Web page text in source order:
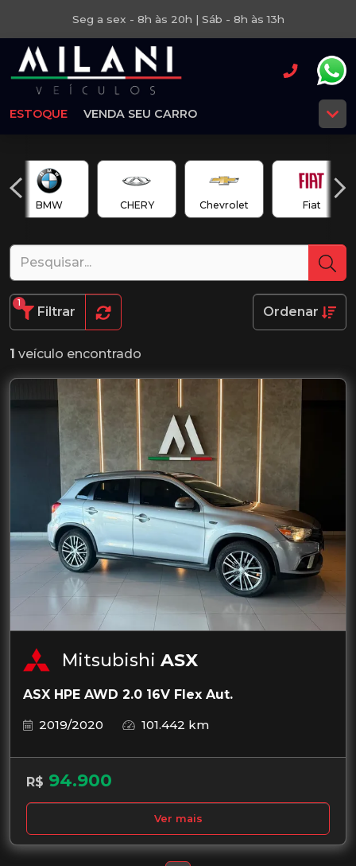
Seg a sex - 8h às 20h | Sáb - 8h às 13h
ESTOQUE VENDA SEU CARRO
BMW CHERY Chevrolet Fiat
Filtrar
1
Ordenar
1 veículo encontrado
Mitsubishi ASX
ASX HPE AWD 2.0 16V Flex Aut.
2019/2020
101.442 km
R$ 94.900
Ver mais